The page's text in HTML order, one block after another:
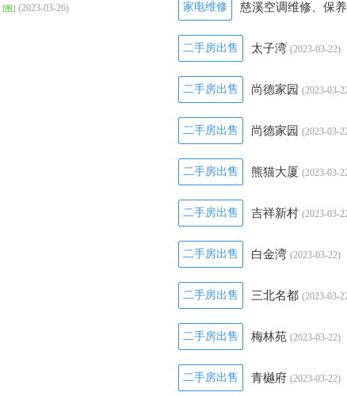
[图] (2023-03-26) 家电维修 慈溪空调维修、保
二手房出售 太子湾 (2023-03-22)
二手房出售 尚德家园 (2023-03-
二手房出售 尚德家园 (2023-03-
二手房出售 熊猫大厦 (2023-03-
二手房出售 吉祥新村 (2023-03-
二手房出售 白金湾 (2023-03-22)
二手房出售 三北名都 (2023-03-
二手房出售 梅林苑 (2023-03-22)
二手房出售 青樾府 (2023-03-22)